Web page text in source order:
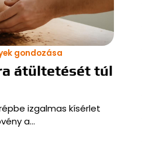
gondozása
átültetését túl
izgalmas kísérlet
a…